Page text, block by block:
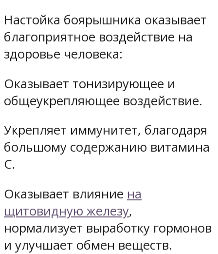
Настойка боярышника оказывает
благоприятное воздействие на
здоровье человека:
Оказывает тонизирующее и
общеукрепляющее воздействие.
Укрепляет иммунитет, благодаря
большому содержанию витамина
C.
Оказывает влияние на
щитовидную железу,
нормализует выработку гормонов
и улучшает обмен веществ.